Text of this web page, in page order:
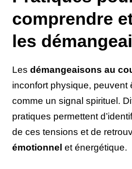
comprendre
les
Les démangeaisons au
inconfort physique, peuvent
comme un signal spirituel.
pratiques permettent
de ces tensions et de
émotionnel et énergétique.